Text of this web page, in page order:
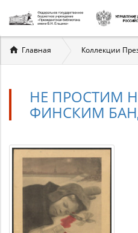
Вы
здесь
Главная Коллекции
НЕ ПРОСТИМ
ФИНСКИМ